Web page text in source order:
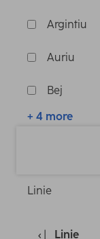
Argintiu
Auriu
Bej
+ 4 more
Linie
Linie